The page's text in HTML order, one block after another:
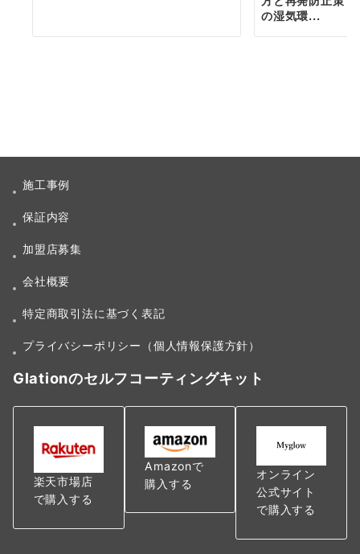
の湿気環...
施工事例
保証内容
加盟店募集
会社概要
特定商取引法に基づく表記
プライバシーポリシー（個人情報保護方針）
Glationのセルフコーティングキット
楽天市場店
で購入する
Amazonで
購入する
オンライン
公式サイト
で購入する